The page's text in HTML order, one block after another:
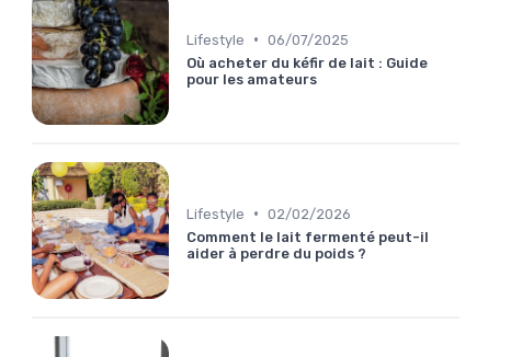
Lifestyle • 06/07/2025
Où acheter du kéfir de lait : Guide
pour les amateurs
Lifestyle • 02/02/2026
Comment le lait fermenté peut-il
aider à perdre du poids ?